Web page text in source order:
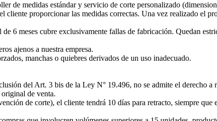
de medidas estándar y servicio de corte personalizado
proporcionar las medidas correctas. Una vez realizado el
6 meses cubre exclusivamente fallas de fabricación. Quedan
ajenos a nuestra empresa.
manchas o quiebres derivados de un uso inadecuado.
del Art. 3 bis de la Ley N° 19.496, no se admite el derecho
de venta.
de corte), el cliente tendrá 10 días para retracto, siempre